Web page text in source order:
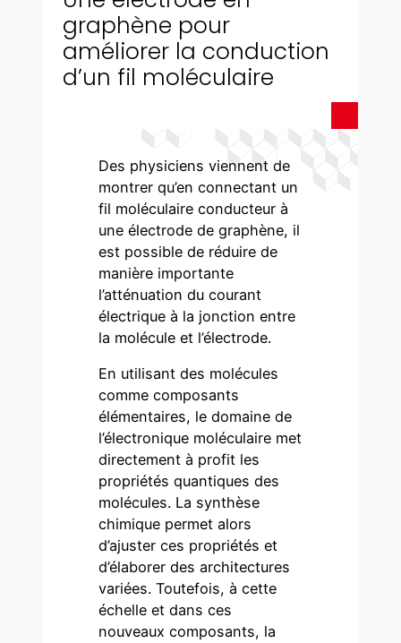
graphène pour
améliorer la conduction
d’un fil moléculaire
Des physiciens viennent de
montrer qu’en connectant un
fil moléculaire conducteur à
une électrode de graphène, il
est possible de réduire de
manière importante
l’atténuation du courant
électrique à la jonction entre
la molécule et l’électrode.
En utilisant des molécules
comme composants
élémentaires, le domaine de
l’électronique moléculaire met
directement à profit les
propriétés quantiques des
molécules. La synthèse
chimique permet alors
d’ajuster ces propriétés et
d’élaborer des architectures
variées. Toutefois, à cette
échelle et dans ces
nouveaux composants, la